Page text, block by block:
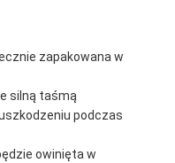
zapakowana w
silną taśmą
podczas
owinięta w